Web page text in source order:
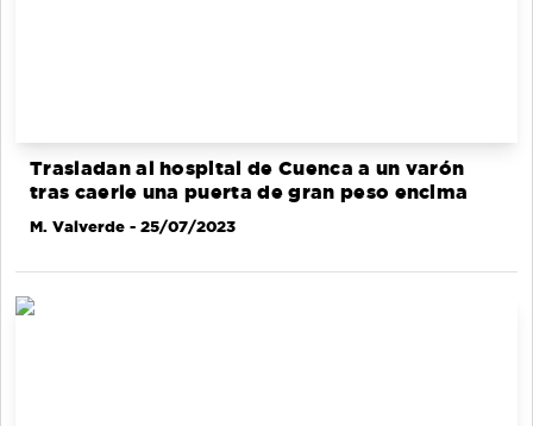
Trasladan al hospital de Cuenca a un varón
tras caerle una puerta de gran peso encima
M. Valverde - 25/07/2023